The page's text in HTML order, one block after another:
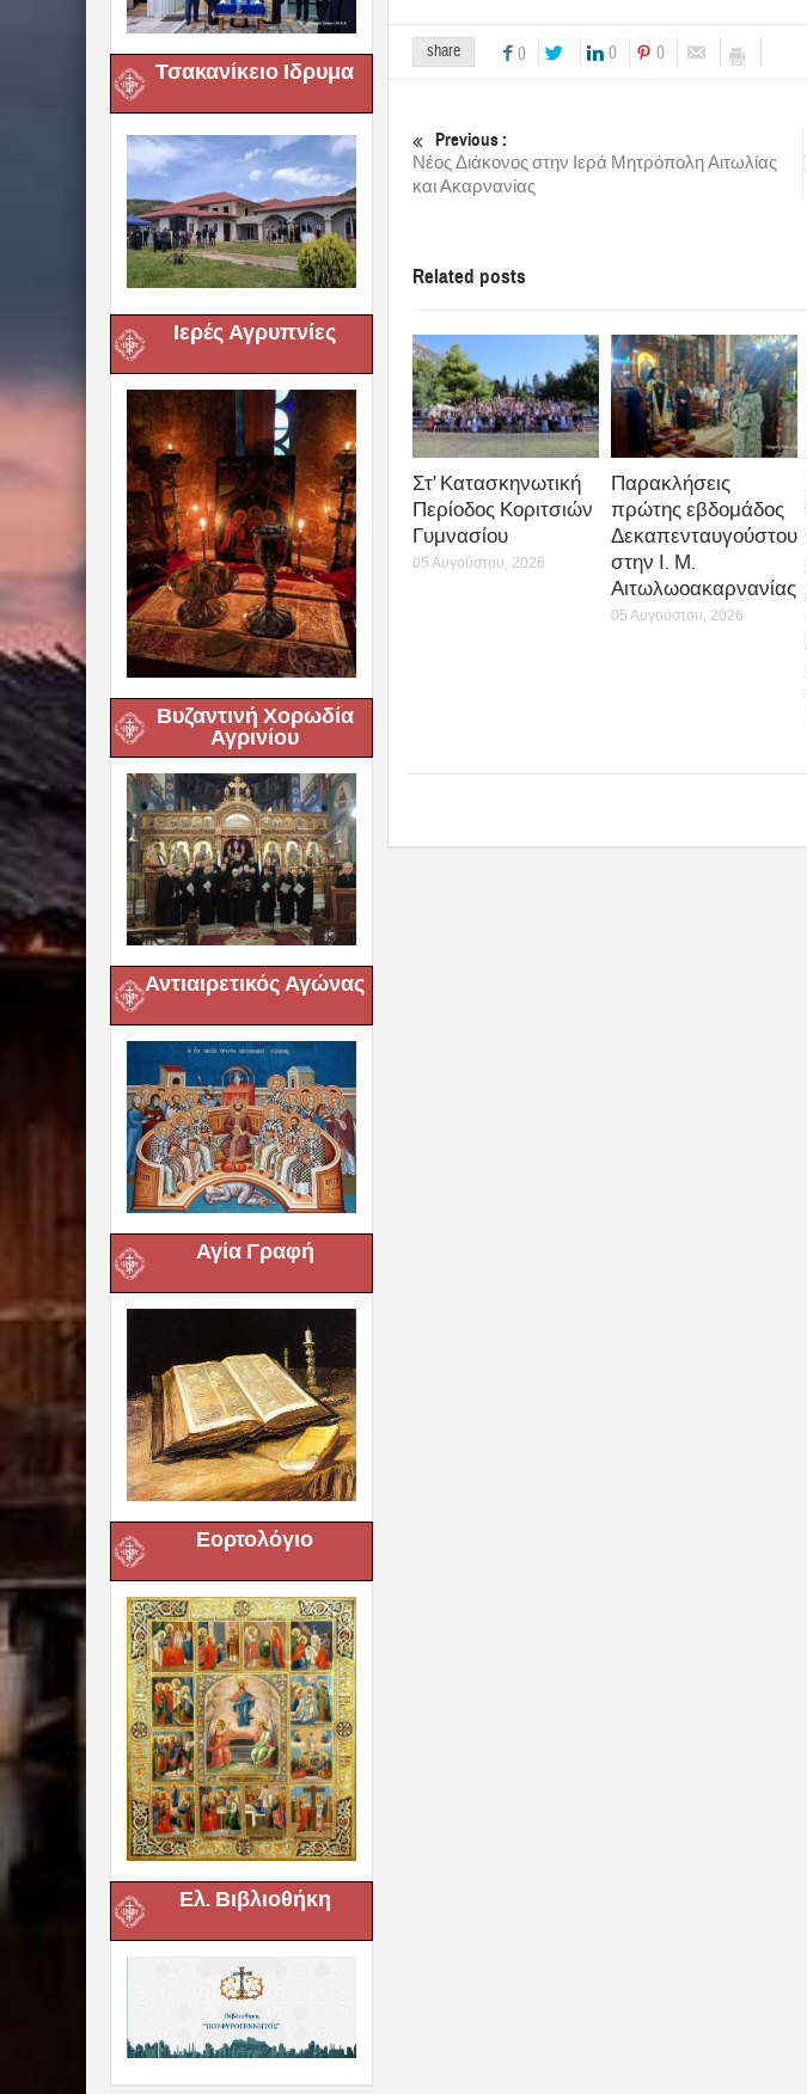
Τσακανίκειο Ιδρυμα
Ιερές Αγρυπνίες
Βυζαντινή Χορωδία
Αγρινίου
Αντιαιρετικός Αγώνας
Αγία Γραφή
Εορτολόγιο
Ελ. Βιβλιοθήκη
share 0 0 0
Previous :
Νέος Διάκονος στην Ιερά Μητρόπολη Αιτωλίας
και Ακαρνανίας
Related posts
Στ’ Κατασκηνωτική
Περίοδος Κοριτσιών
Γυμνασίου
05 Αυγούστου, 2026
Παρακλήσεις
πρώτης εβδομάδος
Δεκαπενταυγούστου
στην Ι. Μ.
Αιτωλωοακαρνανίας
05 Αυγούστου, 2026